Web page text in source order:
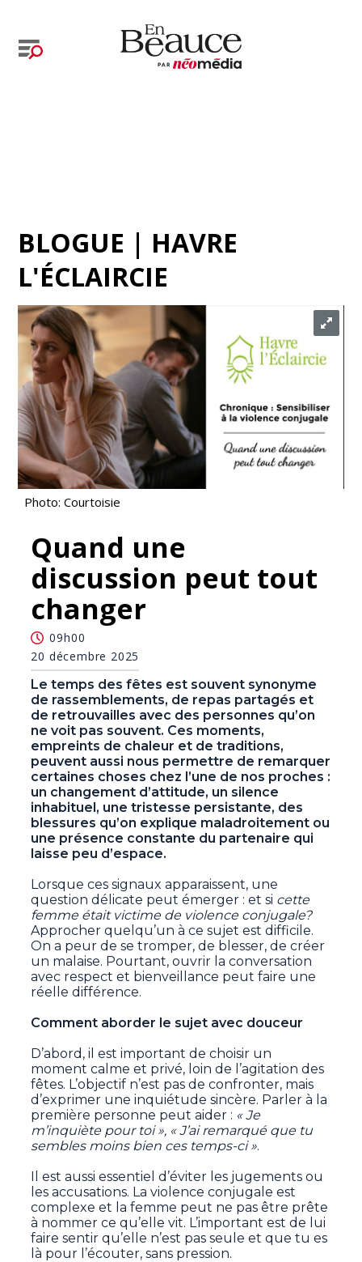
BLOGUE | HAVRE
L'ÉCLAIRCIE
Photo: Courtoisie
Quand une
discussion peut tout
changer
09h00
20 décembre 2025
Le temps des fêtes est souvent synonyme
de rassemblements, de repas partagés et
de retrouvailles avec des personnes qu’on
ne voit pas souvent. Ces moments,
empreints de chaleur et de traditions,
peuvent aussi nous permettre de remarquer
certaines choses chez l’une de nos proches :
un changement d’attitude, un silence
inhabituel, une tristesse persistante, des
blessures qu’on explique maladroitement ou
une présence constante du partenaire qui
laisse peu d’espace.
Lorsque ces signaux apparaissent, une
question délicate peut émerger : et si cette
femme était victime de violence conjugale?
Approcher quelqu’un à ce sujet est difficile.
On a peur de se tromper, de blesser, de créer
un malaise. Pourtant, ouvrir la conversation
avec respect et bienveillance peut faire une
réelle différence.
Comment aborder le sujet avec douceur
D’abord, il est important de choisir un
moment calme et privé, loin de l’agitation des
fêtes. L’objectif n’est pas de confronter, mais
d’exprimer une inquiétude sincère. Parler à la
première personne peut aider : « Je
m’inquiète pour toi », « J’ai remarqué que tu
sembles moins bien ces temps-ci ».
Il est aussi essentiel d’éviter les jugements ou
les accusations. La violence conjugale est
complexe et la femme peut ne pas être prête
à nommer ce qu’elle vit. L’important est de lui
faire sentir qu’elle n’est pas seule et que tu es
là pour l’écouter, sans pression.